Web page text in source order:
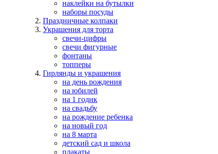
наклейки на бутылки
наборы посуды
Праздничные колпаки
Украшения для торта
свечи-цифры
свечи фигурные
фонтаны
топперы
Гирлянды и украшения
на день рождения
на юбилей
на 1 годик
на свадьбу
на рождение ребенка
на новый год
на 8 марта
детский сад и школа
плакаты